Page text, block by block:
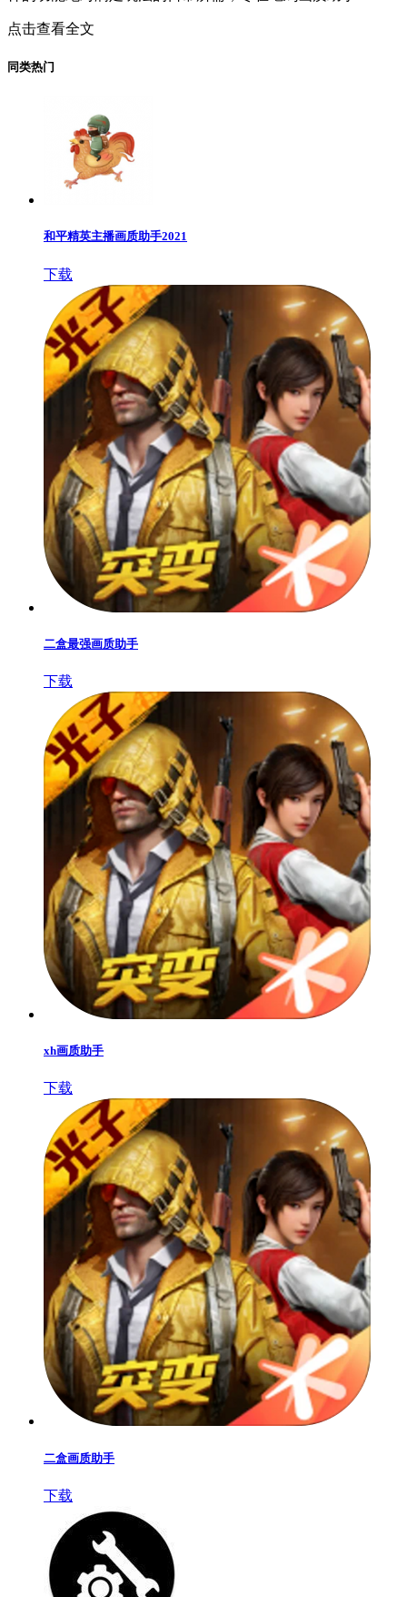
点击查看全文
同类热门
和平精英主播画质助手2021
下载
二盒最强画质助手
下载
xh画质助手
下载
二盒画质助手
下载